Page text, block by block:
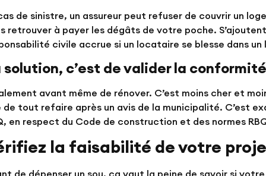
de sinistre, un assureur peut refuser de couvrir un
retrouver à payer les dégâts de votre poche.
civile accrue si un locataire se blesse dans
solution, c’est de valider la
avant même de rénover. C’est moins cher et
de tout refaire après un avis de la municipalité. C’est
en respect du Code de construction et des normes
la faisabilité de votre
de dépenser un sou, ça vaut la peine de savoir si